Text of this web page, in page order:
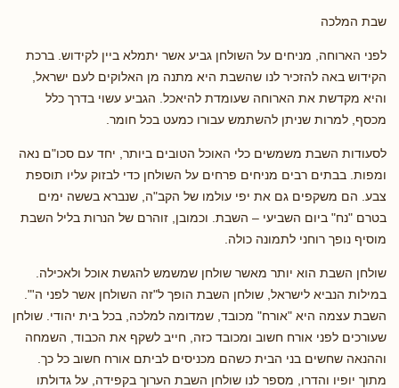
שבת המלכה
לפני הארוחה, מניחים על השולחן גביע אשר יתמלא ביין לקידוש. ברכת
הקידוש באה להזכיר לנו שהשבת היא מתנה מן האלוקים לעם ישראל,
והיא מקדשת את הארוחה שעומדת להיאכל. הגביע עשוי בדרך כלל
מכסף, למרות שניתן להשתמש עבורו כמעט בכל חומר.
לסעודות השבת משמשים כלי האוכל הטובים ביותר, יחד עם סכו"ם נאה
ומפות. בבתים רבים מניחים פרחים על השולחן כדי לבזוק עליו תוספת
צבע. הם משקפים גם את יפי עולמו של הקב"ה, שנברא בששה ימים
בטרם "נח" ביום השביעי – השבת. וכמובן, זוהרם של הנרות בליל השבת
מוסיף נופך רוחני לתמונה כולה.
שולחן השבת הוא יותר מאשר שולחן שמשמש להגשת אוכל ולאכילה.
במילות הנביא לישראל, שולחן השבת הופך ל"זה השולחן אשר לפני ה'".
השבת עצמה היא "אורח" מכובד, שמדומה למלכה, בכל בית יהודי. שולחן
שעורכים לפני אורח חשוב ומכובד כזה, חייב לשקף את הכבוד, השמחה
וההנאה שחשים בני הבית כשהם מכניסים לביתם אורח חשוב כל כך.
מתוך יופיו והדרו, מספר לנו שולחן השבת הערוך בקפידה, על גדולתו